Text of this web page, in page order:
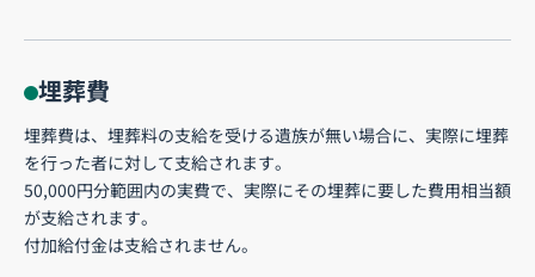
埋葬費
埋葬費は、埋葬料の支給を受ける遺族が無い場合に、実際に埋葬
を行った者に対して支給されます。
50,000円分範囲内の実費で、実際にその埋葬に要した費用相当額
が支給されます。
付加給付金は支給されません。